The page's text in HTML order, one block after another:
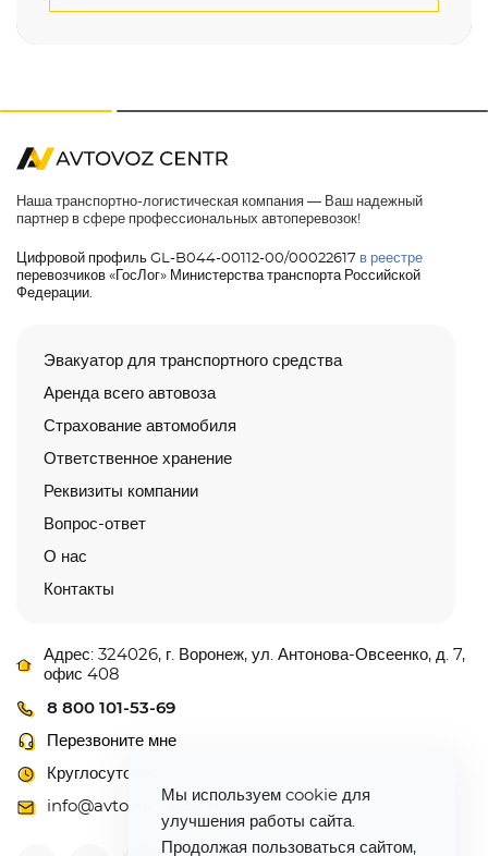
Наша транспортно-логистическая компания — Ваш надежный
партнер в сфере профессиональных автоперевозок!
Цифровой профиль GL-B044-00112-00/00022617 в реестре
перевозчиков «ГосЛог» Министерства транспорта Российской
Федерации.
Эвакуатор для транспортного средства
Аренда всего автовоза
Страхование автомобиля
Ответственное хранение
Реквизиты компании
Вопрос-ответ
О нас
Контакты
Адрес: 324026, г. Воронеж, ул. Антонова-Овсеенко, д. 7,
офис 408
8 800 101-53-69
Перезвоните мне
Круглосуточно
info@avtovoz-centr.ru
Мы используем cookie для
улучшения работы сайта.
Продолжая пользоваться сайтом,